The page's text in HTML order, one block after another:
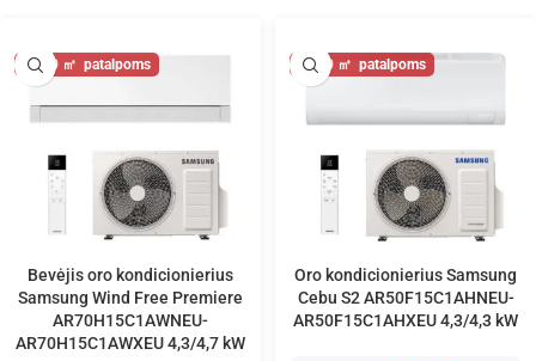
50
Bevėjis oro kondicionierius
Samsung Wind Free Premiere
AR70H15C1AWNEU-
AR70H15C1AWXEU 4,3/4,7 kW
50
Oro kondicionierius Samsung
Cebu S2 AR50F15C1AHNEU-
AR50F15C1AHXEU 4,3/4,3 kW